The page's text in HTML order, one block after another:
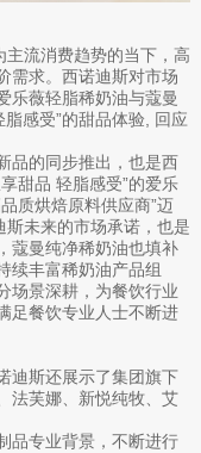
主流消费趋势的当下，高
需求。西诺迪斯对市场
乐薇轻脂稀奶油与蔻曼
感受”的甜品体验, 回应
品的同步推出，也是西
甜品 轻脂感受”的爱乐
质烘焙原料供应商”迈
斯未来的市场承诺，也是
蔻曼纯净稀奶油也填补
续丰富稀奶油产品组
场景深耕，为餐饮行业
足餐饮专业人士不断进
迪斯还展示了集团旗下
法芙娜、新悦纯牧、艾
品专业背景，不断进行